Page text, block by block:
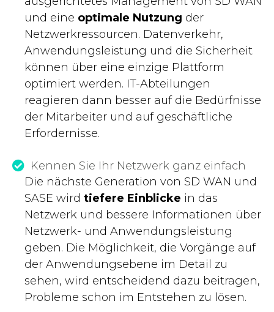
und eine optimale Nutzung der
Netzwerkressourcen. Datenverkehr,
Anwendungsleistung und die Sicherheit
können über eine einzige Plattform
optimiert werden. IT-Abteilungen
reagieren dann besser auf die Bedürfnisse
der Mitarbeiter und auf geschäftliche
Erfordernisse.
Kennen Sie Ihr Netzwerk ganz einfach
Die nächste Generation von SD WAN und
SASE wird tiefere Einblicke in das
Netzwerk und bessere Informationen über
Netzwerk- und Anwendungsleistung
geben. Die Möglichkeit, die Vorgänge auf
der Anwendungsebene im Detail zu
sehen, wird entscheidend dazu beitragen,
Probleme schon im Entstehen zu lösen.